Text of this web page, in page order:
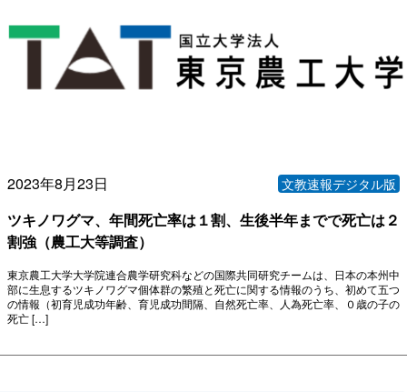
2023年8月23日 文教速報デジタル版
ツキノワグマ、年間死亡率は１割、生後半年までで死亡は２
割強（農工大等調査）
東京農工大学大学院連合農学研究科などの国際共同研究チームは、日本の本州中
部に生息するツキノワグマ個体群の繁殖と死亡に関する情報のうち、初めて五つ
の情報（初育児成功年齢、育児成功間隔、自然死亡率、人為死亡率、０歳の子の
死亡 […]